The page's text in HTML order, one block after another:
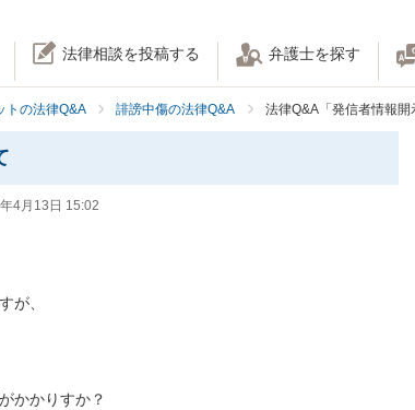
法律相談を投稿する 弁護士を探す
トの法律Q&A 誹謗中傷の法律Q&A 法律Q&A「発信者情報開
4月13日 15:02
が、
かかりすか？